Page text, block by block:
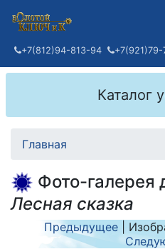
+7(812)94-813-94 +7(921)79-
Каталог
Главная
Фото-галерея
Лесная сказка
Предыдущее |